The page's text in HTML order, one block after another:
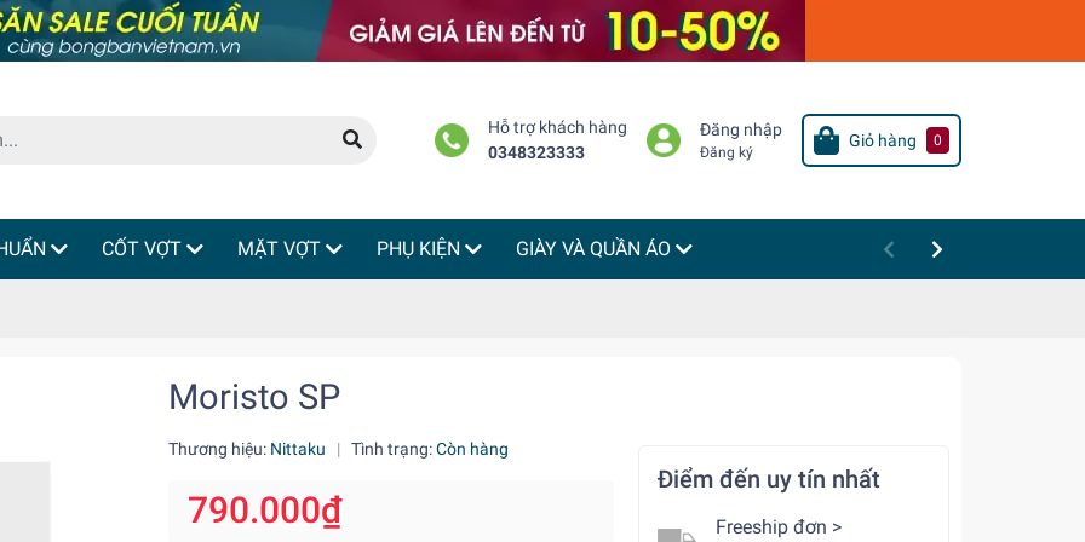
Hỗ trợ khách hàng
0348323333
Đăng nhập
Đăng ký
Giỏ hàng 0
CỐT VỢT MẶT VỢT PHỤ KIỆN GIÀY VÀ QUẦN ÁO
Moristo SP
Thương hiệu: Nittaku | Tình trạng:Còn hàng
790.000₫
Điểm đến uy tín nhất
Freeship đơn >